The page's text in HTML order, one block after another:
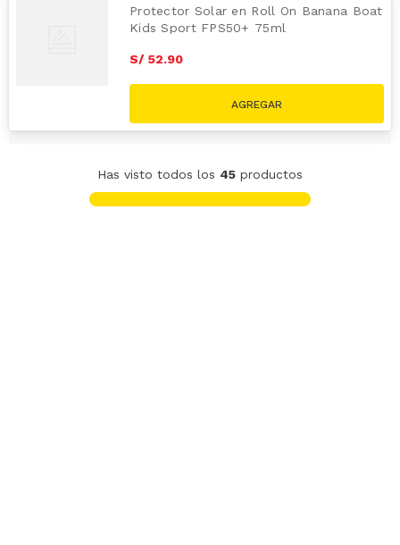
Protector Solar en Roll On Banana Boat
Kids Sport FPS50+ 75ml
S/ 52.90
Has visto todos los 45 productos